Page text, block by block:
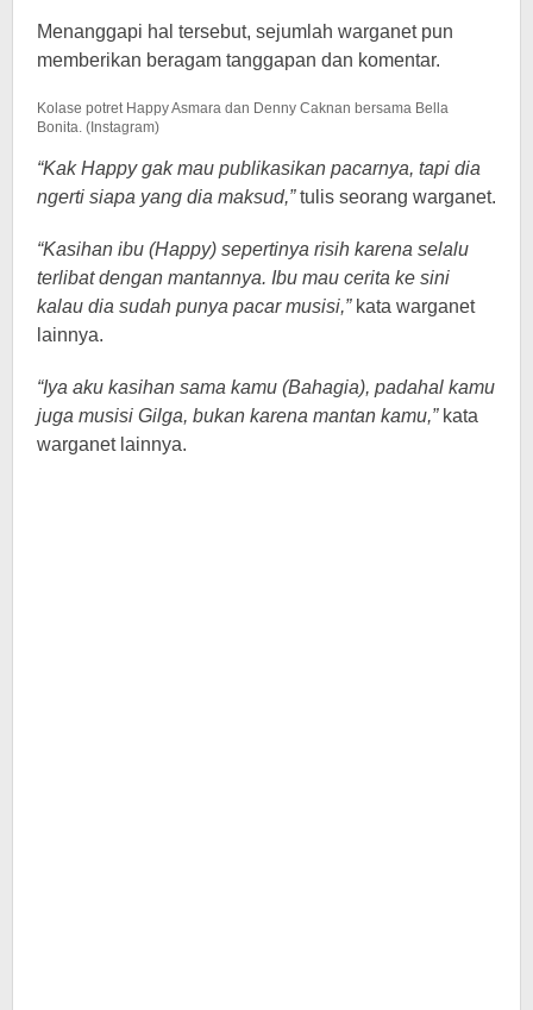
Menanggapi hal tersebut, sejumlah warganet pun
memberikan beragam tanggapan dan komentar.
Kolase potret Happy Asmara dan Denny Caknan bersama Bella
Bonita. (Instagram)
“Kak Happy gak mau publikasikan pacarnya, tapi dia
ngerti siapa yang dia maksud,”tulis seorang warganet.
“Kasihan ibu (Happy) sepertinya risih karena selalu
terlibat dengan mantannya. Ibu mau cerita ke sini
kalau dia sudah punya pacar musisi,”kata warganet
lainnya.
“Iya aku kasihan sama kamu (Bahagia), padahal kamu
juga musisi Gilga, bukan karena mantan kamu,”kata
warganet lainnya.